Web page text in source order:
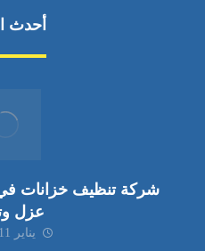
أحدث
عزل
يناير 11, 2025